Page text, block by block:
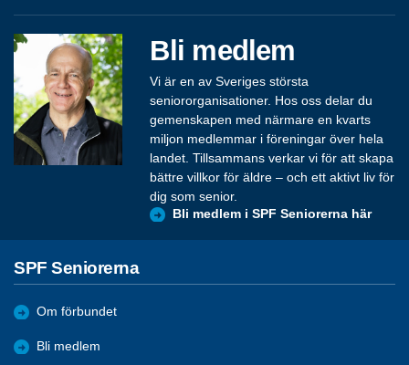
Bli medlem
Vi är en av Sveriges största
seniororganisationer. Hos oss delar du
gemenskapen med närmare en kvarts
miljon medlemmar i föreningar över hela
landet. Tillsammans verkar vi för att skapa
bättre villkor för äldre – och ett aktivt liv för
dig som senior.
Bli medlem i SPF Seniorerna här
SPF Seniorerna
Om förbundet
Bli medlem